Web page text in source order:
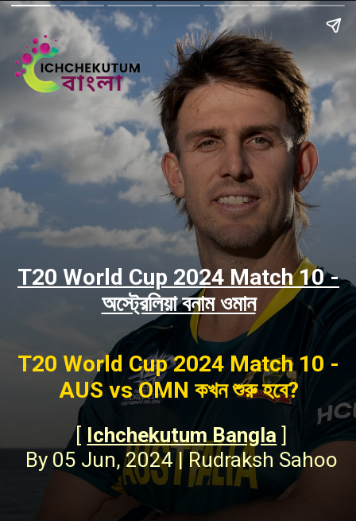
T20 World Cup 2024 Match 10 -
AUS vs OMN কখন শুরু হবে?
T20 World Cup 2024 Match 10 -
অস্ট্রেলিয়া বনাম ওমান
[ Ichchekutum Bangla ]
By 05 Jun, 2024 | Rudraksh Sahoo